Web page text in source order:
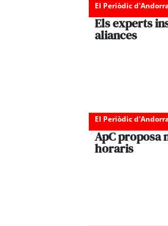
El Periòdic
Els experts
aliances
El Periòdic
ApC proposa
horaris